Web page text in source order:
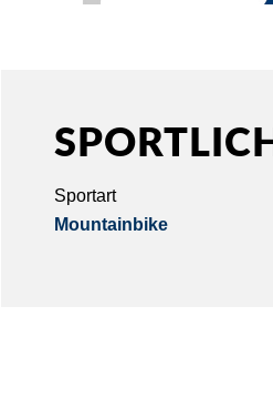
Sportart
Mountainbike